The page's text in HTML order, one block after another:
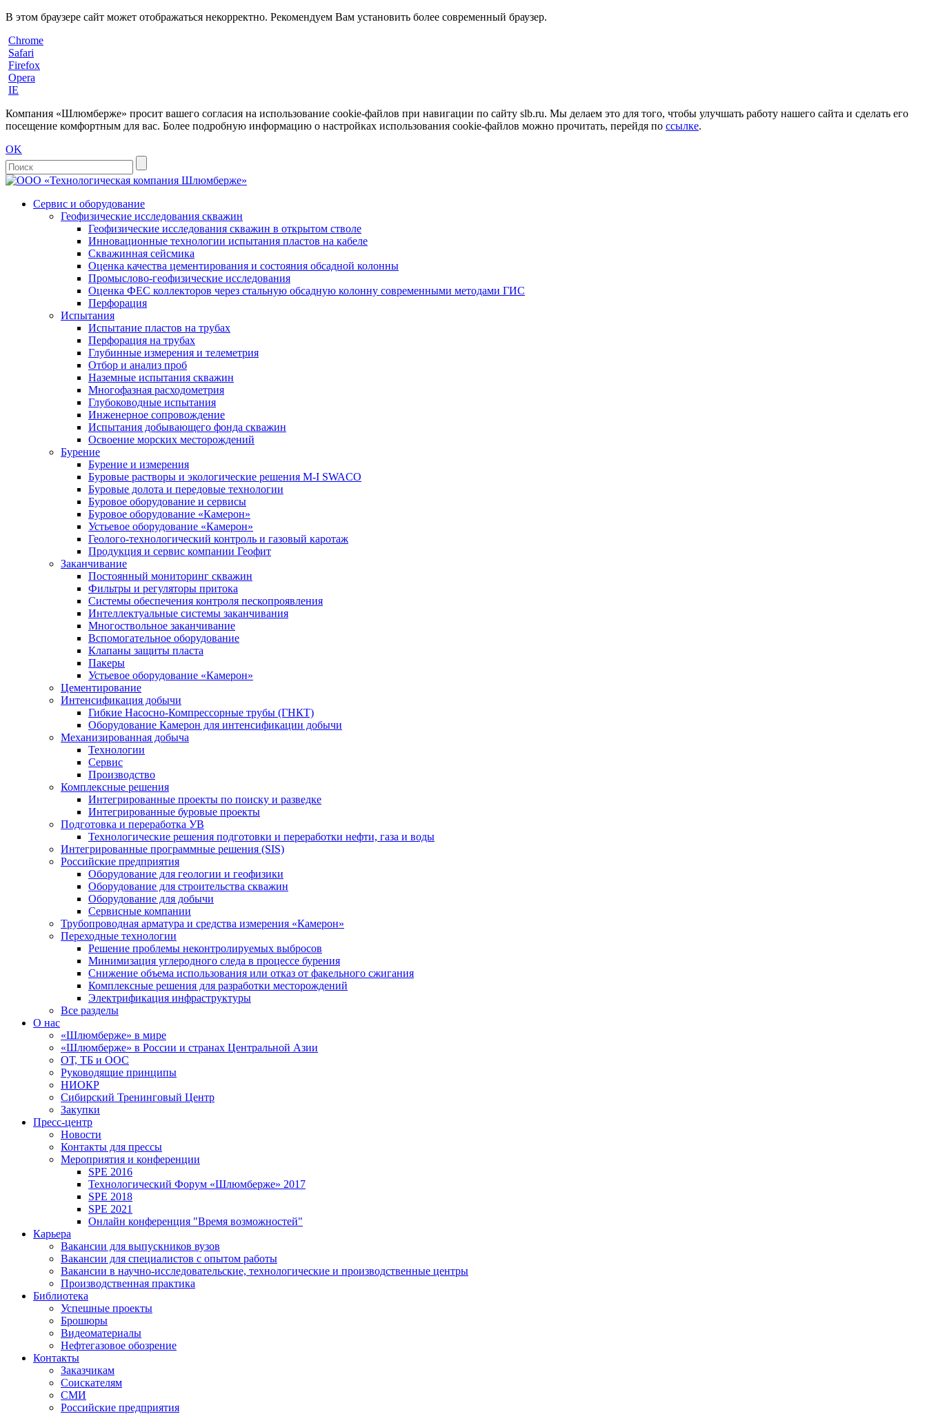
В этом браузере сайт может отображаться некорректно. Рекомендуем Вам установить более современный браузер.
Chrome
Safari
Firefox
Opera
IE
Компания «Шлюмберже» просит вашего согласия на использование cookie-файлов при навигации по сайту slb.ru. Мы делаем это для того, чтобы улучшать работу нашего сайта и сделать его
посещение комфортным для вас. Более подробную информацию о настройках использования cookie-файлов можно прочитать, перейдя по ссылке.
OK
Сервис и оборудование
Геофизические исследования скважин
Геофизические исследования скважин в открытом стволе
Инновационные технологии испытания пластов на кабеле
Скважинная сейсмика
Оценка качества цементирования и состояния обсадной колонны
Промыслово-геофизические исследования
Оценка ФЕС коллекторов через стальную обсадную колонну современными методами ГИС
Перфорация
Испытания
Испытание пластов на трубах
Перфорация на трубах
Глубинные измерения и телеметрия
Отбор и анализ проб
Наземные испытания скважин
Многофазная расходометрия
Глубоководные испытания
Инженерное сопровождение
Испытания добывающего фонда скважин
Освоение морских месторождений
Бурение
Бурение и измерения
Буровые растворы и экологические решения M-I SWACO
Буровые долота и передовые технологии
Буровое оборудование и сервисы
Буровое оборудование «Камерон»
Устьевое оборудование «Камерон»
Геолого-технологический контроль и газовый каротаж
Продукция и сервис компании Геофит
Заканчивание
Постоянный мониторинг скважин
Фильтры и регуляторы притока
Cистемы обеспечения контроля пескопроявления
Интеллектуальные системы заканчивания
Многоствольное заканчивание
Вспомогательное оборудование
Клапаны защиты пласта
Пакеры
Устьевое оборудование «Камерон»
Цементирование
Интенсификация добычи
Гибкие Насосно-Компрессорные трубы (ГНКТ)
Оборудование Камерон для интенсификации добычи
Механизированная добыча
Технологии
Сервис
Производство
Комплексные решения
Интегрированные проекты по поиску и разведке
Интегрированные буровые проекты
Подготовка и переработка УВ
Технологические решения подготовки и переработки нефти, газа и воды
Интегрированные программные решения (SIS)
Российские предприятия
Оборудование для геологии и геофизики
Оборудование для строительства скважин
Оборудование для добычи
Сервисные компании
Трубопроводная арматура и средства измерения «Камерон»
Переходные технологии
Решение проблемы неконтролируемых выбросов
Минимизация углеродного следа в процессе бурения
Снижение объема использования или отказ от факельного сжигания
Комплексные решения для разработки месторождений
Электрификация инфраструктуры
Все разделы
О нас
«Шлюмберже» в мире
«Шлюмберже» в России и странах Центральной Азии
ОТ, ТБ и ООС
Руководящие принципы
НИОКР
Сибирский Тренинговый Центр
Закупки
Пресс-центр
Новости
Контакты для прессы
Мероприятия и конференции
SPE 2016
Технологический Форум «Шлюмберже» 2017
SPE 2018
SPE 2021
Онлайн конференция "Время возможностей"
Карьера
Вакансии для выпускников вузов
Вакансии для специалистов с опытом работы
Вакансии в научно-исследовательские, технологические и производственные центры
Производственная практика
Библиотека
Успешные проекты
Брошюры
Видеоматериалы
Нефтегазовое обозрение
Контакты
Заказчикам
Соискателям
СМИ
Российские предприятия